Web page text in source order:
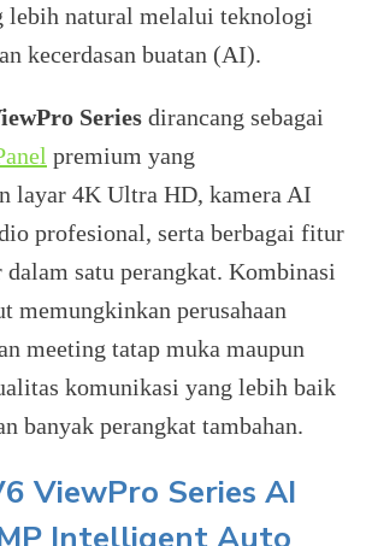
lebih natural melalui teknologi
kecerdasan buatan (AI).
Series dirancang sebagai
premium yang
layar 4K Ultra HD, kamera AI
profesional, serta berbagai fitur
satu perangkat. Kombinasi
memungkinkan perusahaan
meeting tatap muka maupun
komunikasi yang lebih baik
banyak perangkat tambahan.
ViewPro Series AI